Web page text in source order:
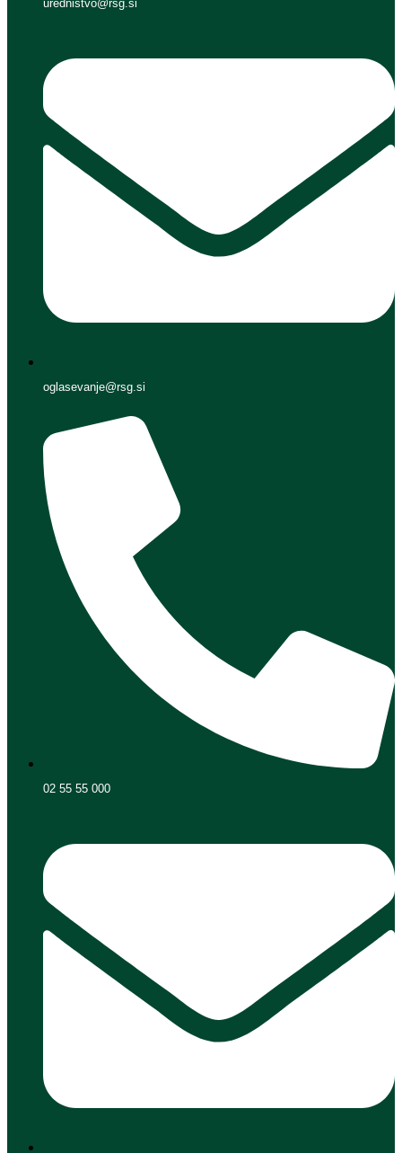
urednistvo@rsg.si
oglasevanje@rsg.si
02 55 55 000